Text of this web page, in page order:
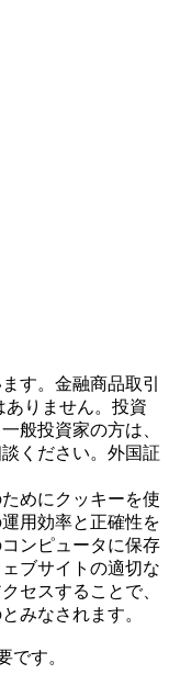
す。金融商品取引
りません。投資
般投資家の方は、
ください。外国証
めにクッキーを使
用効率と正確性を
ンピュータに保存
ブサイトの適切な
セスすることで、
みなされます。
です。